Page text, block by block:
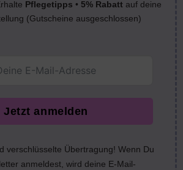
Pflegetipps • 5% Rabatt auf deine
(Gutscheine ausgeschlossen)
Jetzt anmelden
verschlüsselte Übertragung! Wenn Du
anmeldest, wird deine E-Mail-